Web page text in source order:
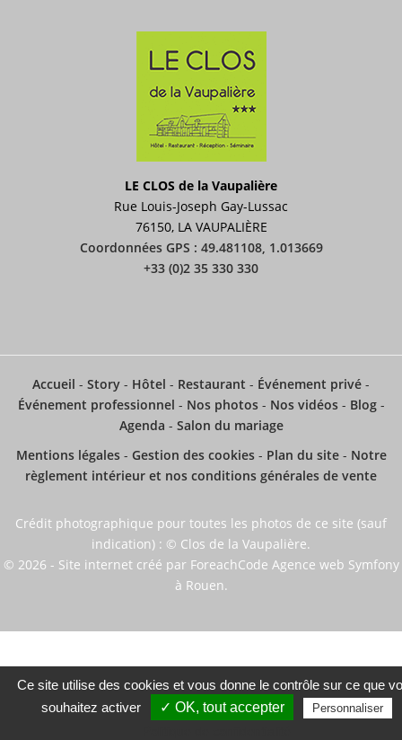
LE CLOS de la Vaupalière
Rue Louis-Joseph Gay-Lussac
76150, LA VAUPALIÈRE
Coordonnées GPS : 49.481108, 1.013669
+33 (0)2 35 330 330
Accueil - Story - Hôtel - Restaurant - Événement privé -
Événement professionnel - Nos photos - Nos vidéos - Blog -
Agenda - Salon du mariage
Mentions légales - Gestion des cookies - Plan du site - Notre
règlement intérieur et nos conditions générales de vente
Crédit photographique pour toutes les photos de ce site (sauf
indication) : © Clos de la Vaupalière.
© 2026 - Site internet créé par ForeachCode Agence web Symfony
à Rouen.
Ce site utilise des cookies et vous donne le contrôle sur ce que
souhaitez activer
✓ OK, tout accepter Personnaliser